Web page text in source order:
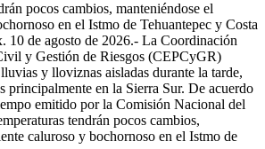
pocos cambios, manteniéndose el
en el Istmo de Tehuantepec y Costa
10 de agosto de 2026.- La Coordinación
y Gestión de Riesgos (CEPCyGR)
y lloviznas aisladas durante la tarde,
principalmente en la Sierra Sur. De acuerdo
emitido por la Comisión Nacional del
tendrán pocos cambios,
caluroso y bochornoso en el Istmo de